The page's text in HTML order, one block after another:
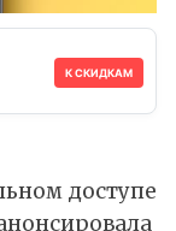
К СКИДКАМ
доступе